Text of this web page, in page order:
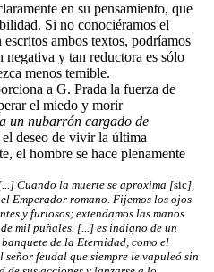
en su pensamiento, que
Si no conociéramos el
ambos textos, podríamos
negativa y tan reductora es sólo
menos temible.
a G. Prada la fuerza de
el miedo y morir
un nubarrón cargado de
deseo de vivir la última
el hombre se hace plenamente
Cuando la muerte se aproxima [sic],
Emperador romano. Fijemos los ojos
y furiosos; extendamos las manos
mil puñales. [...] es indigno de un
de la Eternidad, como el
feudal que siempre le vapuleó sin